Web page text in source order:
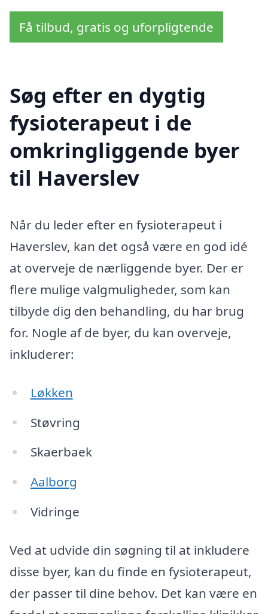
Få tilbud, gratis og uforpligtende
Søg efter en dygtig
fysioterapeut i de
omkringliggende byer
til Haverslev
Når du leder efter en fysioterapeut i
Haverslev, kan det også være en god idé
at overveje de nærliggende byer. Der er
flere mulige valgmuligheder, som kan
tilbyde dig den behandling, du har brug
for. Nogle af de byer, du kan overveje,
inkluderer:
Løkken
Støvring
Skaerbaek
Aalborg
Vidringe
Ved at udvide din søgning til at inkludere
disse byer, kan du finde en fysioterapeut,
der passer til dine behov. Det kan være en